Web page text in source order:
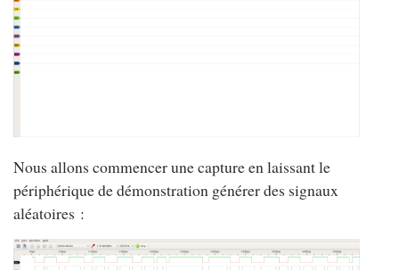
Nous allons commencer une capture en laissant le
périphérique de démonstration générer des signaux
aléatoires :